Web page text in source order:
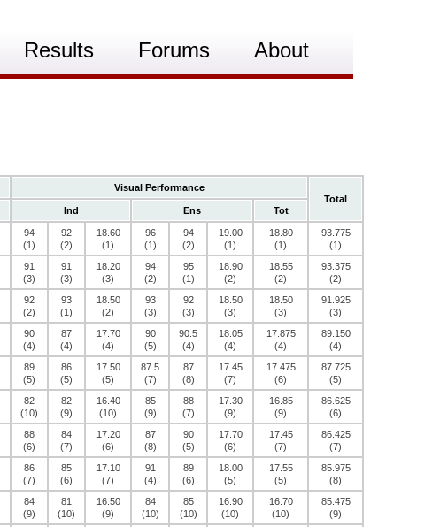
About
Forums
Results
Visual Performance
Total
Ind Ens Tot
94
(1)
92
(2)
18.60
(1)
96
(1)
94
(2)
19.00
(1)
18.80
(1)
93.775
(1)
91
(3)
91
(3)
18.20
(3)
94
(2)
95
(1)
18.90
(2)
18.55
(2)
93.375
(2)
92
(2)
93
(1)
18.50
(2)
93
(3)
92
(3)
18.50
(3)
18.50
(3)
91.925
(3)
90
(4)
87
(4)
17.70
(4)
90
(5)
90.5
(4)
18.05
(4)
17.875
(4)
89.150
(4)
89
(5)
86
(5)
17.50
(5)
87.5
(7)
87
(8)
17.45
(7)
17.475
(6)
87.725
(5)
82
(10)
82
(9)
16.40
(10)
85
(9)
88
(7)
17.30
(9)
16.85
(9)
86.625
(6)
88
(6)
84
(7)
17.20
(6)
87
(8)
90
(5)
17.70
(6)
17.45
(7)
86.425
(7)
86
(7)
85
(6)
17.10
(7)
91
(4)
89
(6)
18.00
(5)
17.55
(5)
85.975
(8)
84
(9)
81
(10)
16.50
(9)
84
(10)
85
(10)
16.90
(10)
16.70
(10)
85.475
(9)